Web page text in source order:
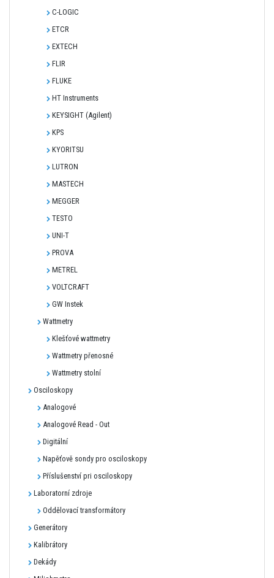
C-LOGIC
ETCR
EXTECH
FLIR
FLUKE
HT Instruments
KEYSIGHT (Agilent)
KPS
KYORITSU
LUTRON
MASTECH
MEGGER
TESTO
UNI-T
PROVA
METREL
VOLTCRAFT
GW Instek
Wattmetry
Klešťové wattmetry
Wattmetry přenosné
Wattmetry stolní
Osciloskopy
Analogové
Analogové Read - Out
Digitální
Napěťově sondy pro osciloskopy
Příslušenství pri osciloskopy
Laboratorní zdroje
Oddělovací transformátory
Generátory
Kalibrátory
Dekády